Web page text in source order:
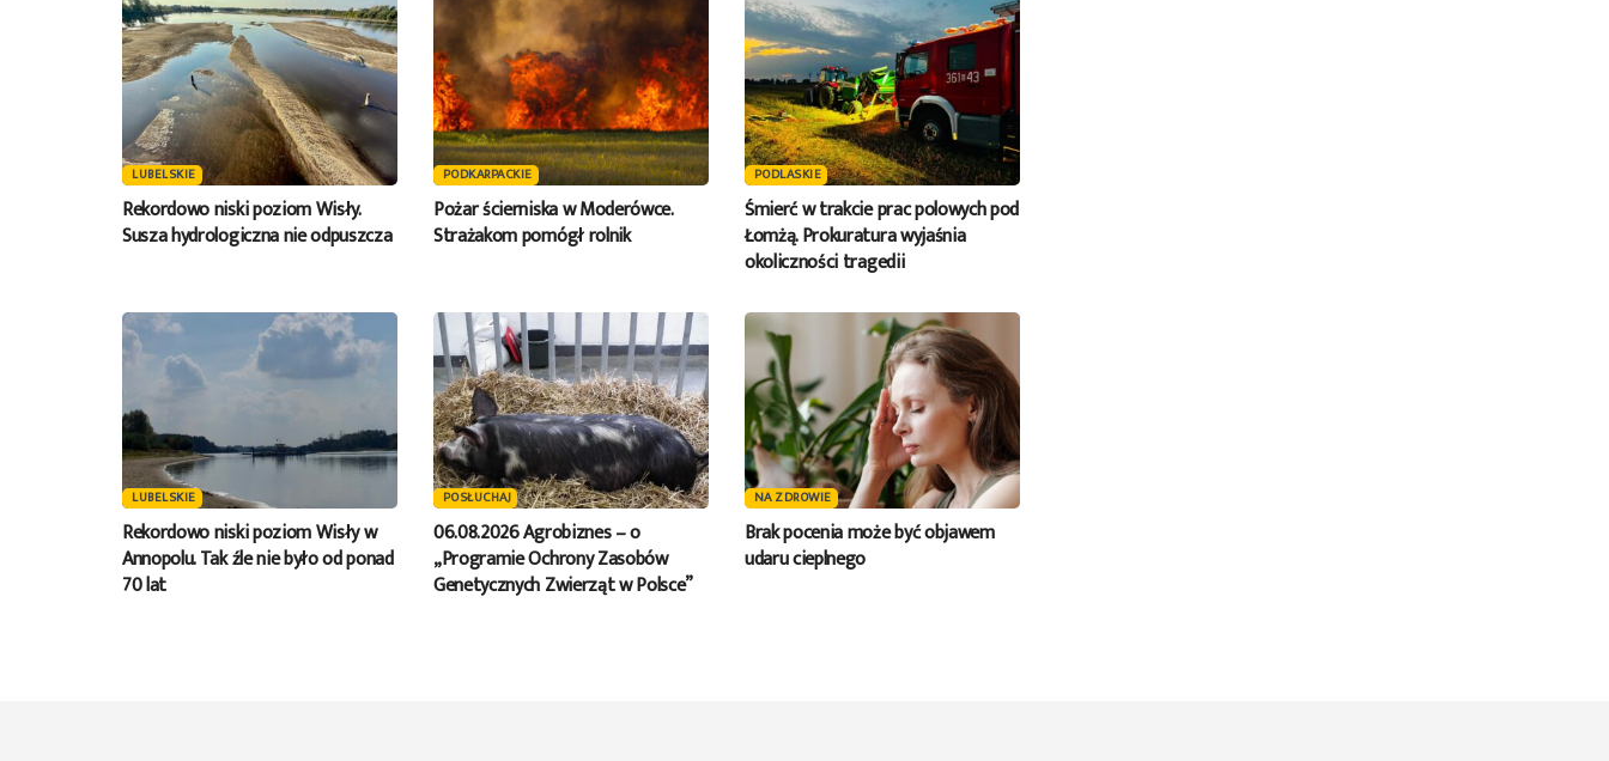
LUBELSKIE
Rekordowo niski poziom Wisły.
Susza hydrologiczna nie odpuszcza
PODKARPACKIE
Pożar ścierniska w Moderówce.
Strażakom pomógł rolnik
PODLASKIE
Śmierć w trakcie prac polowych pod
Łomżą. Prokuratura wyjaśnia
okoliczności tragedii
LUBELSKIE
Rekordowo niski poziom Wisły w
Annopolu. Tak źle nie było od ponad
70 lat
POSŁUCHAJ
06.08.2026 Agrobiznes – o
„Programie Ochrony Zasobów
Genetycznych Zwierząt w Polsce”
NA ZDROWIE
Brak pocenia może być objawem
udaru cieplnego